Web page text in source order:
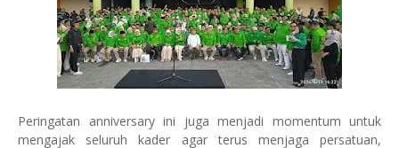
Peringatan anniversary ini juga menjadi momentum untuk
mengajak seluruh kader agar terus menjaga persatuan,